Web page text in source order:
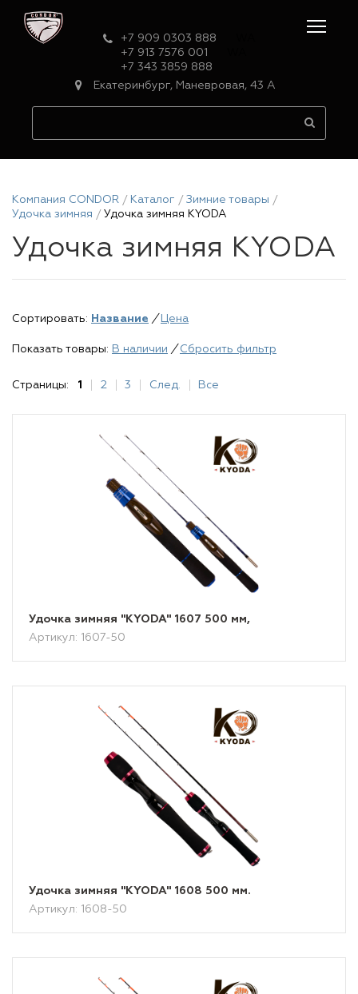
+7 909 0303 888
+7 913 7576 001
+7 343 3859 888
Екатеринбург, Маневровая, 43 А
Компания CONDOR Каталог
Зимние товары
Удочка зимняя
Удочка зимняя KYODA
Удочка зимняя KYODA
Сортировать: Название / Цена
Показать товары: В наличии / Сбросить фильтр
Страницы: 1 2 3 След. Все
Удочка зимняя "KYODA" 1607 500 мм,
Артикул: 1607-50
Удочка зимняя "KYODA" 1608 500 мм.
Артикул: 1608-50